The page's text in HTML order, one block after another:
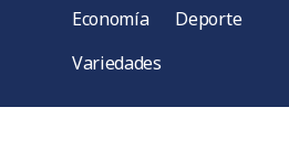
Economía
Deporte
Variedades